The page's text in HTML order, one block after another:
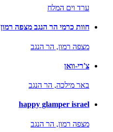
ערד וים המלח
חוות כרמי הר הנגב מצפה רמון
מצפה רמון, הר הנגב
צ'רי-וואן
באר מילכה, הר הנגב
happy glamper israel
מצפה רמון, הר הנגב